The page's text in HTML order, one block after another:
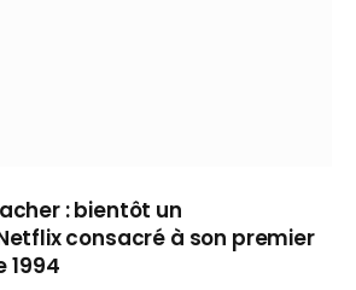
: bientôt un
consacré à son premier
1994